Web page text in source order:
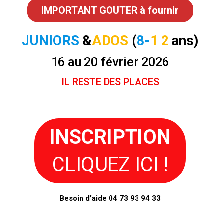
IMPORTANT GOUTER à fournir
JUNIORS &ADOS (8-1 2 ans)
16 au 20 février 2026
IL RESTE DES PLACES
INSCRIPTION
CLIQUEZ ICI !
Besoin d’aide 04 73 93 94 33